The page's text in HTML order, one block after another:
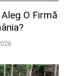
O Firmă